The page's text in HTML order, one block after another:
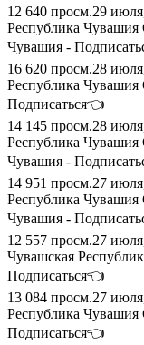
12 640 просм.29
Республика
Чувашия -
16 620 просм.28
Республика
Подписаться👈
14 145 просм.28
Республика
Чувашия -
14 951 просм.27
Республика Чувашия
Чувашия -
12 557 просм.27
Чувашская
Подписаться👈
13 084 просм.27
Республика
Подписаться👈